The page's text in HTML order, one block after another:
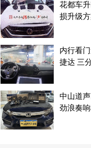
花都车
损升级
内行看
捷达 三
中山道
劲浪奏